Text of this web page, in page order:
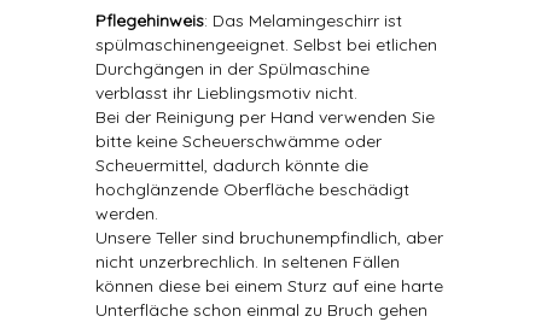
Pflegehinweis: Das Melamingeschirr ist
spülmaschinengeeignet. Selbst bei etlichen
Durchgängen in der Spülmaschine
verblasst ihr Lieblingsmotiv nicht.
Bei der Reinigung per Hand verwenden Sie
bitte keine Scheuerschwämme oder
Scheuermittel, dadurch könnte die
hochglänzende Oberfläche beschädigt
werden.
Unsere Teller sind bruchunempfindlich, aber
nicht unzerbrechlich. In seltenen Fällen
können diese bei einem Sturz auf eine harte
Unterfläche schon einmal zu Bruch gehen